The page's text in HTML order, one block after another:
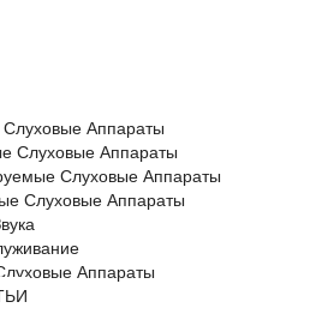
Аппараты
Слуховые Аппараты
Слуховые Аппараты
Слуховые Аппараты
Аппараты